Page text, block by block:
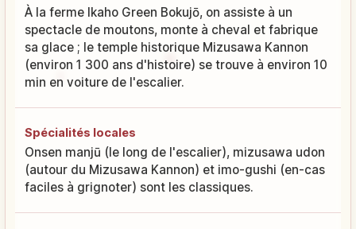
À la ferme Ikaho Green Bokujō, on assiste à un
spectacle de moutons, monte à cheval et fabrique
sa glace ; le temple historique Mizusawa Kannon
(environ 1 300 ans d'histoire) se trouve à environ 10
min en voiture de l'escalier.
Spécialités locales
Onsen manjū (le long de l'escalier), mizusawa udon
(autour du Mizusawa Kannon) et imo-gushi (en-cas
faciles à grignoter) sont les classiques.